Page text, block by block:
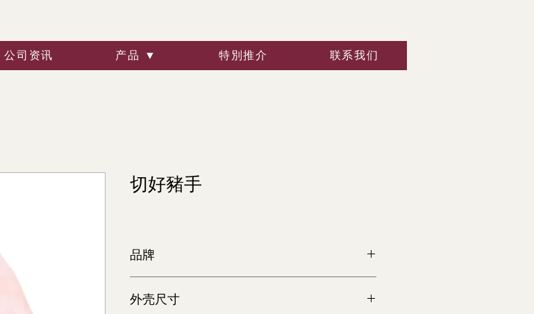
公司资讯 产品 ▼ 特別推介 联系我们
切好豬手
品牌
外壳尺寸